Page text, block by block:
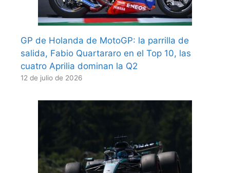
GP de Holanda de MotoGP: la parrilla de
salida, Fabio Quartararo en el Top 10, las
cuatro Aprilia dominan la Q2
12 de julio de 2026